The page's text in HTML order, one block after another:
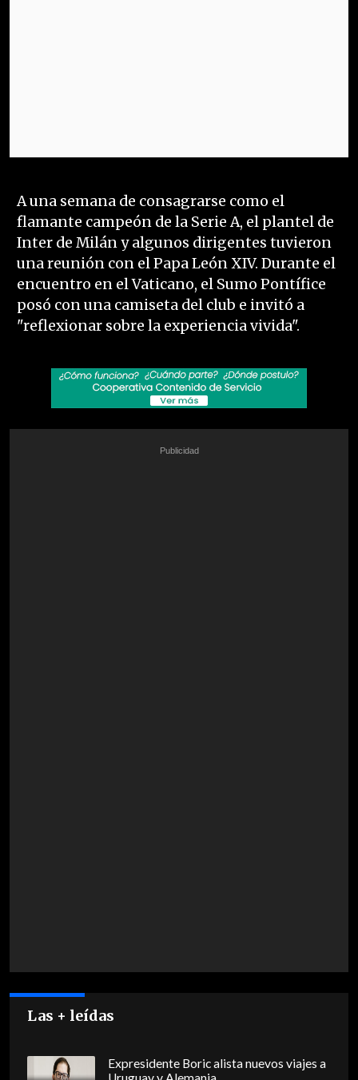
A una semana de consagrarse como el
flamante campeón de la Serie A, el plantel de
Inter de Milán y algunos dirigentes tuvieron
una reunión con el Papa León XIV. Durante el
encuentro en el Vaticano, el Sumo Pontífice
posó con una camiseta del club e invitó a
"reflexionar sobre la experiencia vivida".
Las + leídas
Expresidente Boric alista nuevos viajes a